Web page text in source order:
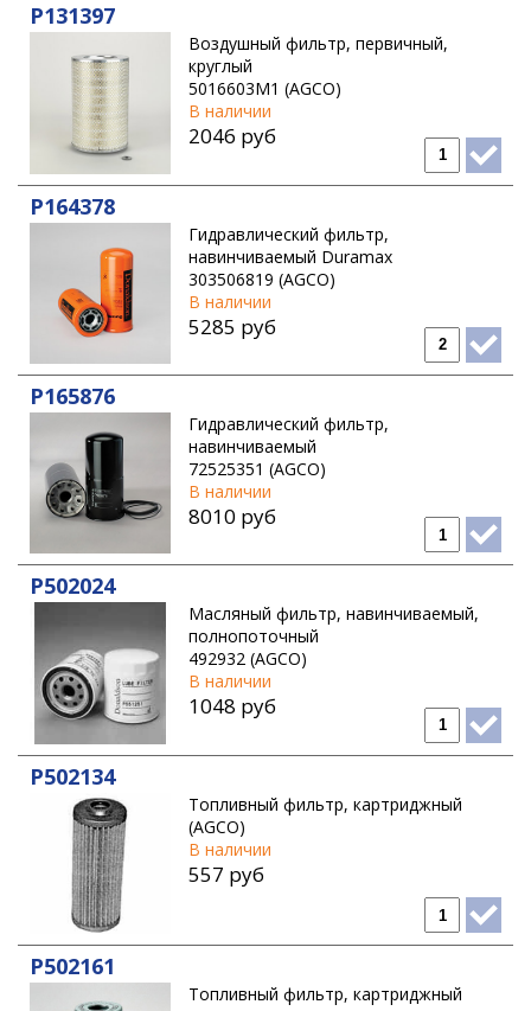
P131397
Воздушный фильтр, первичный,
круглый
5016603M1 (AGCO)
В наличии
2046 руб
P164378
Гидравлический фильтр,
навинчиваемый Duramax
303506819 (AGCO)
В наличии
5285 руб
P165876
Гидравлический фильтр,
навинчиваемый
72525351 (AGCO)
В наличии
8010 руб
P502024
Масляный фильтр, навинчиваемый,
полнопоточный
492932 (AGCO)
В наличии
1048 руб
P502134
Топливный фильтр, картриджный
(AGCO)
В наличии
557 руб
P502161
Топливный фильтр, картриджный